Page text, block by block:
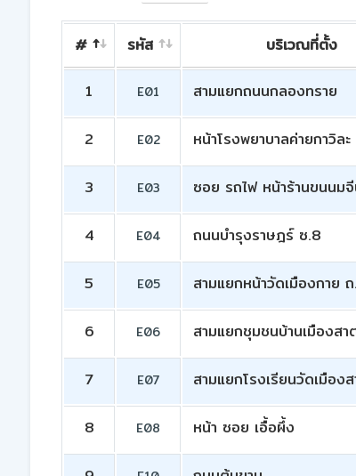
# รหัส บริเวณที่ตั้ง
1 E01 สามแยกถนนกลองทราย
2 E02 หน้าโรงพยาบาลค่ายกาวิละ
3 E03 ซอย รถไฟ หน้าร้านขนนม
4 E04 ถนนบำรุงราษฎร์ ซ.8
5 E05 สามแยกหน้าวัดเมืองกาย
6 E06 สามแยกชุมชนบ้านเมืองสา
7 E07 สามแยกโรงเรียนวัดเมือง
8 E08 หน้า ซอย เอื้อผึ้ง